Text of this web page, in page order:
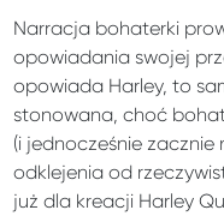
Narracja bohaterki
opowiadania swojej
opowiada Harley, to
stonowana, choć
(i jednocześnie
odklejenia od
już dla kreacji Harley